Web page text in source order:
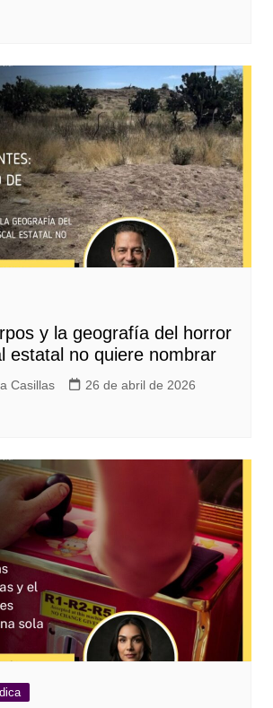
y la geografía del horror
estatal no quiere nombrar
Casillas
26 de abril de 2026